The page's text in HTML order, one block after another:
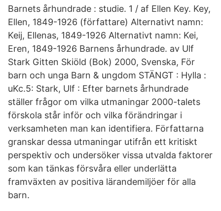
Barnets århundrade : studie. 1 / af Ellen Key. Key,
Ellen, 1849-1926 (författare) Alternativt namn:
Keij, Ellenas, 1849-1926 Alternativt namn: Kei,
Eren, 1849-1926 Barnens århundrade. av Ulf
Stark Gitten Skiöld (Bok) 2000, Svenska, För
barn och unga Barn & ungdom STÄNGT : Hylla :
uKc.5: Stark, Ulf : Efter barnets århundrade
ställer frågor om vilka utmaningar 2000-talets
förskola står inför och vilka förändringar i
verksamheten man kan identifiera. Författarna
granskar dessa utmaningar utifrån ett kritiskt
perspektiv och undersöker vissa utvalda faktorer
som kan tänkas försvåra eller underlätta
framväxten av positiva lärandemiljöer för alla
barn.